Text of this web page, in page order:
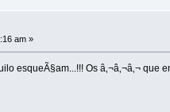
am »
esqueÃ§am...!!! Os â‚¬â‚¬â‚¬